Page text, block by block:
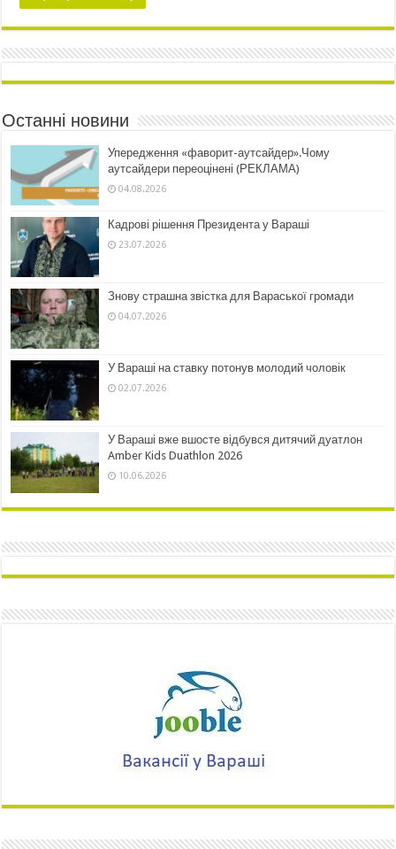
Останні новини
Упередження «фаворит-аутсайдер».Чому
аутсайдери переоцінені (РЕКЛАМА)
04.08.2026
Кадрові рішення Президента у Вараші
23.07.2026
Знову страшна звістка для Вараської громади
04.07.2026
У Вараші на ставку потонув молодий чоловік
02.07.2026
У Вараші вже вшосте відбувся дитячий дуатлон
Amber Kids Duathlon 2026
10.06.2026